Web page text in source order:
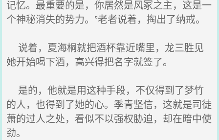
记忆。最重要的是，你居然是风冢之主，这是一
个神秘消失的势力。”老者说着，掏出了纳戒。
说着，夏海桐就把酒杯靠近嘴里，龙三胜见
她开始喝下酒，高兴得把名字就签了。
是的，他就是用这种手段，不仅得到了梦竹
的人，也得到了她的心。季青坚信，这就是司徒
萧的过人之处，看似不以强权胁迫，却在暗中使
劲。